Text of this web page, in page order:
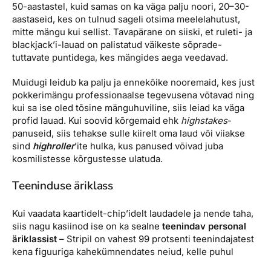
50-aastastel, kuid samas on ka väga palju noori, 20–30-
aastaseid, kes on tulnud sageli otsima meelelahutust,
mitte mängu kui sellist. Tavapärane on siiski, et ruleti- ja
blackjack’i-lauad on palistatud väikeste sõprade-
tuttavate puntidega, kes mängides aega veedavad.
Muidugi leidub ka palju ja ennekõike nooremaid, kes just
pokkerimängu professionaalse tegevusena võtavad ning
kui sa ise oled tõsine mänguhuviline, siis leiad ka väga
profid lauad. Kui soovid kõrgemaid ehk highstakes-
panuseid, siis tehakse sulle kiirelt oma laud või viiakse
sind highroller’ite hulka, kus panused võivad juba
kosmilistesse kõrgustesse ulatuda.
Teeninduse äriklass
Kui vaadata kaartidelt-chip’idelt laudadele ja nende taha,
siis nagu kasiinod ise on ka sealne teenindav personal
äriklassist – Stripil on vahest 99 protsenti teenindajatest
kena figuuriga kahekümnendates neiud, kelle puhul